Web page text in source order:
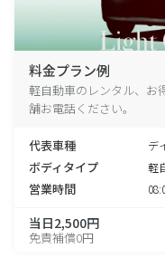
料金プラン例
軽自動車のレンタル、お
舗お電話ください。
代表車種 デ
ボディタイプ 軽
営業時間
当日2,500円
免責補償0円